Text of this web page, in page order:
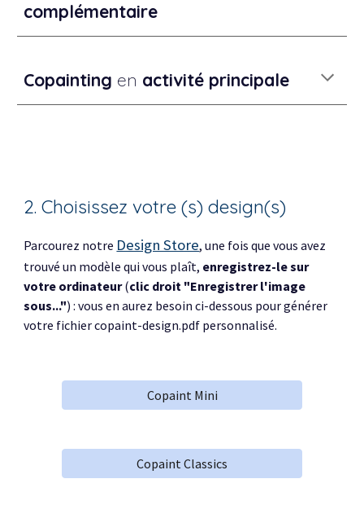
complémentaire
Copainting en activité principale
2. Choisissez votre (s) design(s)
Parcourez notre Design Store, une fois que vous avez
trouvé un modèle qui vous plaît, enregistrez-le sur
votre ordinateur(clic droit "Enregistrer l'image
sous...") : vous en aurez besoin ci-dessous pour générer
votre fichier copaint-design.pdf personnalisé.
Copaint Mini
Copaint Classics